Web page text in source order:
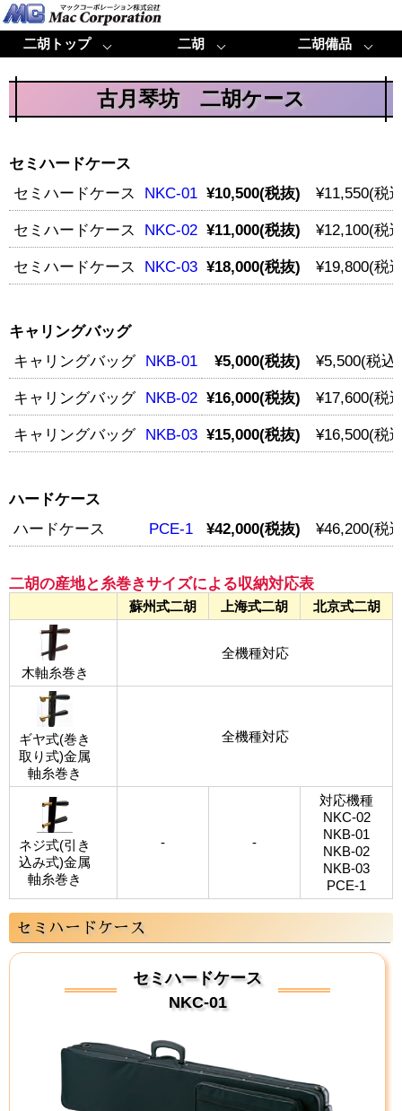
二胡トップ 二胡 二胡備品
古月琴坊 二胡ケース
セミハードケース
セミハードケース
NKC-01 ¥10,500(税抜) ¥11,550(税
セミハードケース NKC-02 ¥11,000(税抜) ¥12,100(税
セミハードケース NKC-03 ¥18,000(税抜) ¥19,800(税
キャリングバッグ
キャリングバッグ
NKB-01 ¥5,000(税抜) ¥5,500(税込)
キャリングバッグ NKB-02 ¥16,000(税抜) ¥17,600(税
キャリングバッグ NKB-03 ¥15,000(税抜) ¥16,500(税
ハードケース
ハードケース
PCE-1 ¥42,000(税抜) ¥46,200(税
二胡の産地と糸巻きサイズによる収納対応表
蘇州式二胡 上海式二胡 北京式二胡
木軸糸巻き
全機種対応
ギヤ式(巻き
取り式)金属
軸糸巻き
全機種対応
ネジ式(引き
込み式)金属
軸糸巻き
- -
対応機種
NKC-02
NKB-01
NKB-02
NKB-03
PCE-1
セミハードケース
セミハードケース
NKC-01